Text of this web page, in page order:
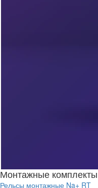
Монтажные комплекты
Рельсы монтажные Na+ RT